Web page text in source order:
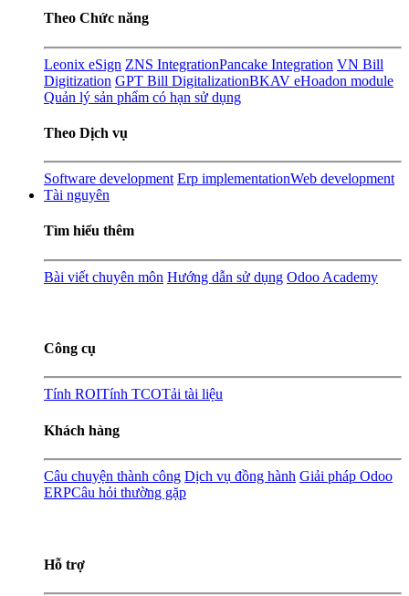
Theo Chức năng
Leonix eSign ZNS IntegrationPancake Integration VN Bill
Digitization GPT Bill DigitalizationBKAV eHoadon module
Quản lý sản phẩm có hạn sử dụng
Theo Dịch vụ
Software development Erp implementationWeb development
Tài nguyên
Tìm hiểu thêm
Bài viết chuyên môn Hướng dẫn sử dụng Odoo Academy
Công cụ
Tính ROITính TCOTải tài liệu
Khách hàng
Câu chuyện thành công Dịch vụ đồng hành Giải pháp Odoo
ERPCâu hỏi thường gặp
Hỗ trợ